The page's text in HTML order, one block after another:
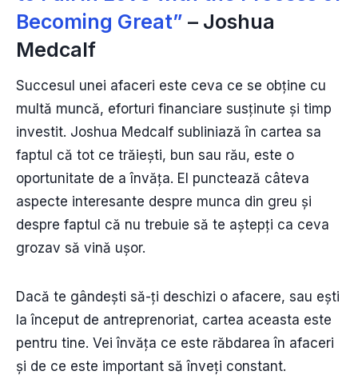
Becoming Great” – Joshua
Medcalf
Succesul unei afaceri este ceva ce se obține cu
multă muncă, eforturi financiare susținute și timp
investit. Joshua Medcalf subliniază în cartea sa
faptul că tot ce trăiești, bun sau rău, este o
oportunitate de a învăța. El punctează câteva
aspecte interesante despre munca din greu și
despre faptul că nu trebuie să te aștepți ca ceva
grozav să vină ușor.
Dacă te gândești să-ți deschizi o afacere, sau ești
la început de antreprenoriat, cartea aceasta este
pentru tine. Vei învăța ce este răbdarea în afaceri
și de ce este important să înveți constant.